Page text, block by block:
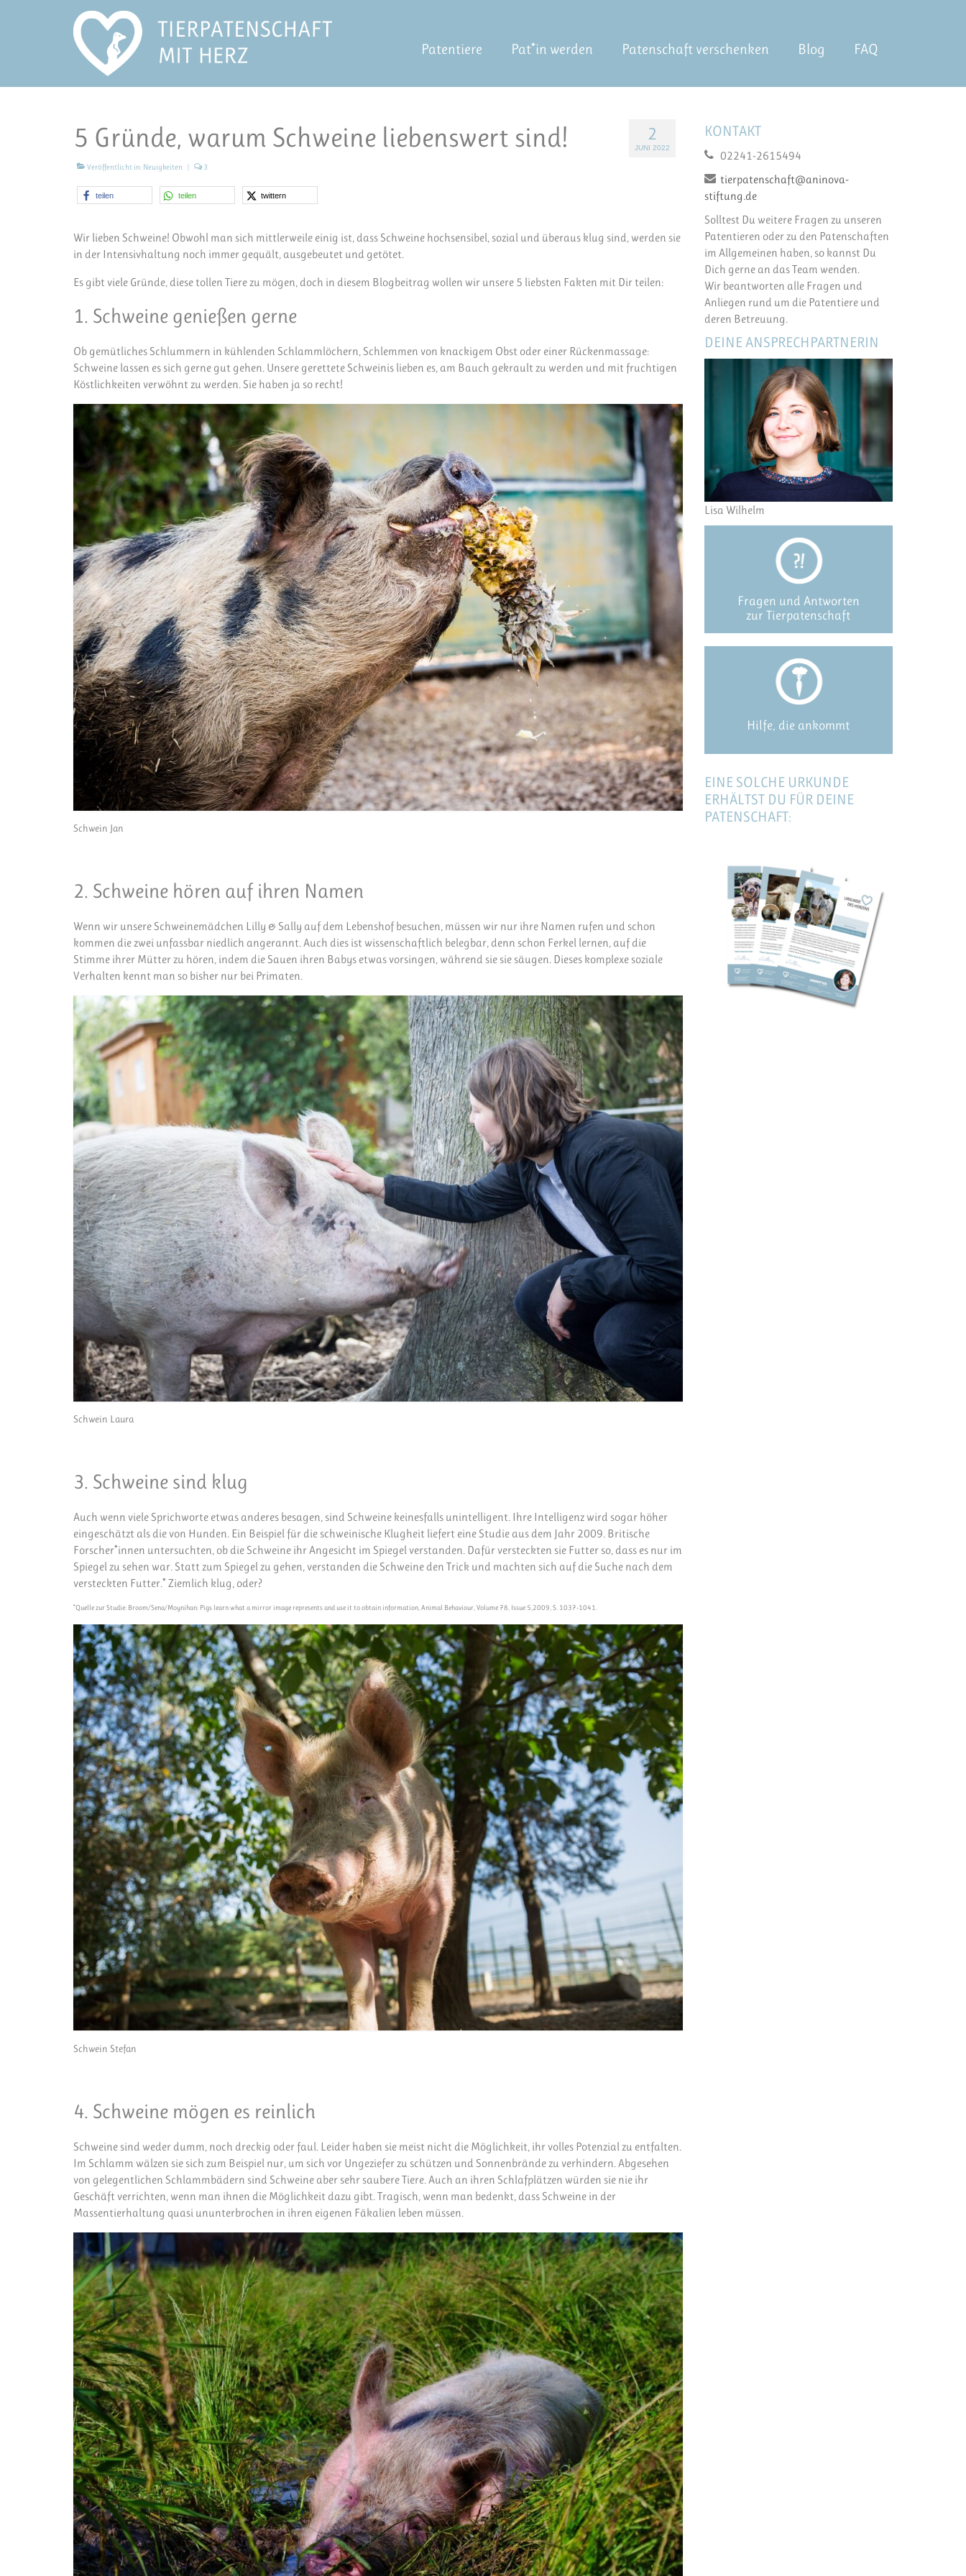
Patentiere Pat*in werden Patenschaft verschenken Blog FAQ
2
JUNI 2022
5 Gründe, warum Schweine liebenswert sind!
Veröffentlicht in: Neuigkeiten 3
teilen teilen twittern
Wir lieben Schweine! Obwohl man sich mittlerweile einig ist, dass Schweine hochsensibel, sozial und überaus klug sind, werden sie
in der Intensivhaltung noch immer gequält, ausgebeutet und getötet.
Es gibt viele Gründe, diese tollen Tiere zu mögen, doch in diesem Blogbeitrag wollen wir unsere 5 liebsten Fakten mit Dir teilen:
1. Schweine genießen gerne
Ob gemütliches Schlummern in kühlenden Schlammlöchern, Schlemmen von knackigem Obst oder einer Rückenmassage:
Schweine lassen es sich gerne gut gehen. Unsere gerettete Schweinis lieben es, am Bauch gekrault zu werden und mit fruchtigen
Köstlichkeiten verwöhnt zu werden. Sie haben ja so recht!
Schwein Jan
2. Schweine hören auf ihren Namen
Wenn wir unsere Schweinemädchen Lilly & Sally auf dem Lebenshof besuchen, müssen wir nur ihre Namen rufen und schon
kommen die zwei unfassbar niedlich angerannt. Auch dies ist wissenschaftlich belegbar, denn schon Ferkel lernen, auf die
Stimme ihrer Mütter zu hören, indem die Sauen ihren Babys etwas vorsingen, während sie sie säugen. Dieses komplexe soziale
Verhalten kennt man so bisher nur bei Primaten.
Schwein Laura
3. Schweine sind klug
Auch wenn viele Sprichworte etwas anderes besagen, sind Schweine keinesfalls unintelligent. Ihre Intelligenz wird sogar höher
eingeschätzt als die von Hunden. Ein Beispiel für die schweinische Klugheit liefert eine Studie aus dem Jahr 2009. Britische
Forscher*innen untersuchten, ob die Schweine ihr Angesicht im Spiegel verstanden. Dafür versteckten sie Futter so, dass es nur im
Spiegel zu sehen war. Statt zum Spiegel zu gehen, verstanden die Schweine den Trick und machten sich auf die Suche nach dem
versteckten Futter.* Ziemlich klug, oder?
*Quelle zur Studie: Broom/Sena/Moynihan: Pigs learn what a mirror image represents and use it to obtain information, Animal Behaviour, Volume 78, Issue 5,2009, S. 1037-1041.
Schwein Stefan
4. Schweine mögen es reinlich
Schweine sind weder dumm, noch dreckig oder faul. Leider haben sie meist nicht die Möglichkeit, ihr volles Potenzial zu entfalten.
Im Schlamm wälzen sie sich zum Beispiel nur, um sich vor Ungeziefer zu schützen und Sonnenbrände zu verhindern. Abgesehen
von gelegentlichen Schlammbädern sind Schweine aber sehr saubere Tiere. Auch an ihren Schlafplätzen würden sie nie ihr
Geschäft verrichten, wenn man ihnen die Möglichkeit dazu gibt. Tragisch, wenn man bedenkt, dass Schweine in der
Massentierhaltung quasi ununterbrochen in ihren eigenen Fäkalien leben müssen.
KONTAKT
02241-2615494
tierpatenschaft@aninova-
stiftung.de
Solltest Du weitere Fragen zu unseren
Patentieren oder zu den Patenschaften
im Allgemeinen haben, so kannst Du
Dich gerne an das Team wenden.
Wir beantworten alle Fragen und
Anliegen rund um die Patentiere und
deren Betreuung.
DEINE ANSPRECHPARTNERIN
Lisa Wilhelm
Fragen und Antworten
zur Tierpatenschaft
Hilfe, die ankommt
EINE SOLCHE URKUNDE
ERHÄLTST DU FÜR DEINE
PATENSCHAFT: